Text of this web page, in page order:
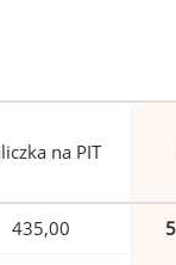
na PIT
435,00